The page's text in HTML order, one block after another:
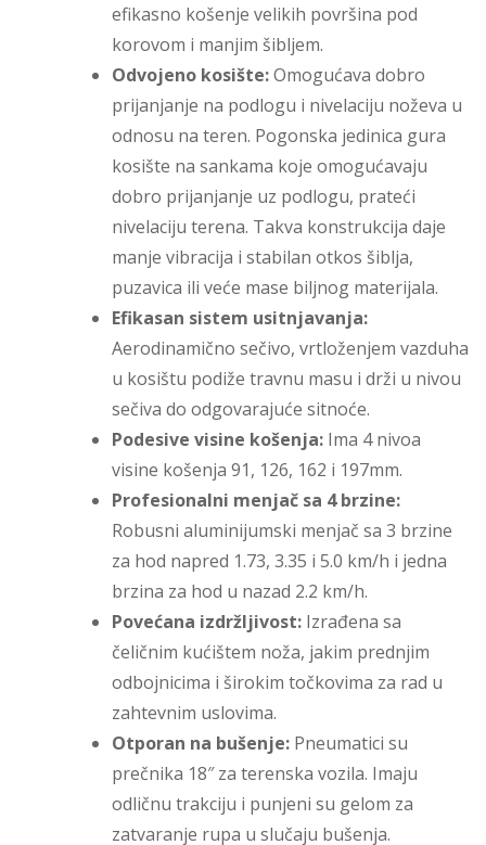
efikasno košenje velikih površina pod
korovom i manjim šibljem.
Odvojeno kosište:Omogućava dobro
prijanjanje na podlogu i nivelaciju noževa u
odnosu na teren. Pogonska jedinica gura
kosište na sankama koje omogućavaju
dobro prijanjanje uz podlogu, prateći
nivelaciju terena. Takva konstrukcija daje
manje vibracija i stabilan otkos šiblja,
puzavica ili veće mase biljnog materijala.
Efikasan sistem usitnjavanja:
Aerodinamično sečivo, vrtloženjem vazduha
u kosištu podiže travnu masu i drži u nivou
sečiva do odgovarajuće sitnoće.
Podesive visine košenja: Ima 4 nivoa
visine košenja 91, 126, 162 i 197mm.
Profesionalni menjač sa 4 brzine:
Robusni aluminijumski menjač sa 3 brzine
za hod napred 1.73, 3.35 i 5.0 km/h i jedna
brzina za hod u nazad 2.2 km/h.
Povećana izdržljivost: Izrađena sa
čeličnim kućištem noža, jakim prednjim
odbojnicima i širokim točkovima za rad u
zahtevnim uslovima.
Otporan na bušenje: Pneumatici su
prečnika 18″ za terenska vozila. Imaju
odličnu trakciju i punjeni su gelom za
zatvaranje rupa u slučaju bušenja.